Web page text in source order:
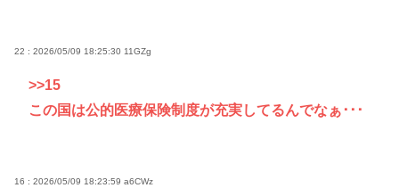
22 : 2026/05/09 18:25:30 11GZg
>>15
この国は公的医療保険制度が充実してるんでなぁ･･･
16 : 2026/05/09 18:23:59 a6CWz